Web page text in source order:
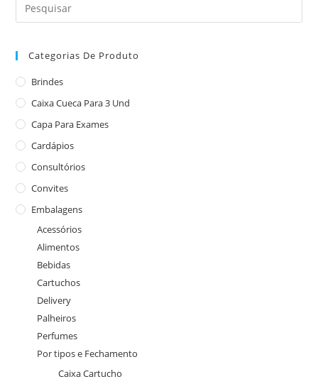
Categorias De Produto
Brindes
Caixa Cueca Para 3 Und
Capa Para Exames
Cardápios
Consultórios
Convites
Embalagens
Acessórios
Alimentos
Bebidas
Cartuchos
Delivery
Palheiros
Perfumes
Por tipos e Fechamento
Caixa Cartucho